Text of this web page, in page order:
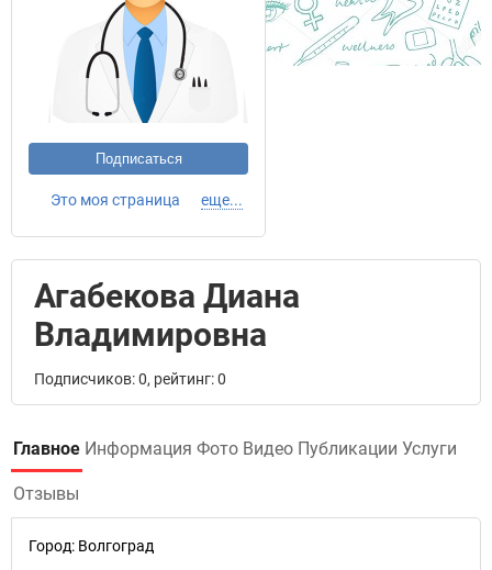
Подписаться
Это моя страница еще...
Агабекова Диана
Владимировна
Подписчиков: 0, рейтинг: 0
Главное Информация Фото Видео Публикации Услуги
Отзывы
Город: Волгоград